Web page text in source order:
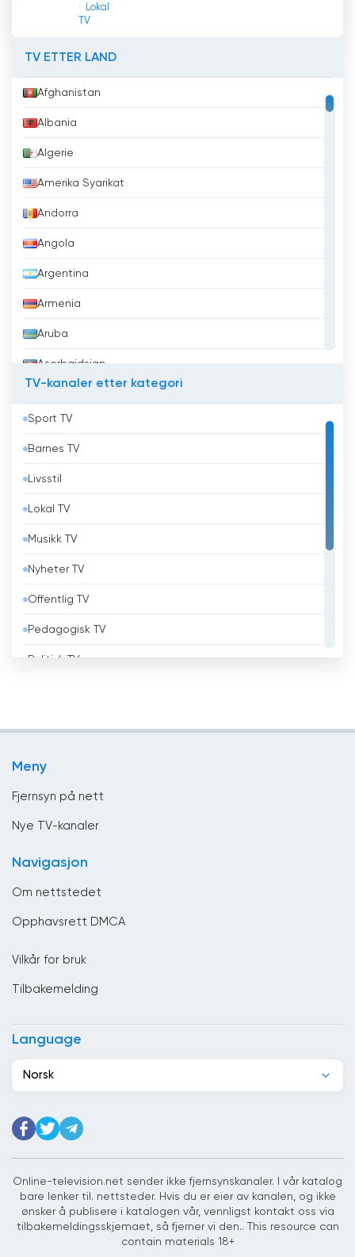
Lokal
TV
TV ETTER LAND
Afghanistan
Albania
Algerie
Amerika Syarikat
Andorra
Angola
Argentina
Armenia
Aruba
Aserbajdsjan
Bahrain
Bangladesh
Barbados
Belgia
Belize
Benin
Bhutan
Bolivia
Danmark
De forente arabiske emirater
Egypt
Estland
Etiopia
TV-kanaler etter kategori
Sport TV
Barnes TV
Livsstil
Lokal TV
Musikk TV
Nyheter TV
Offentlig TV
Pedagogisk TV
Politisk TV
Meny
Fjernsyn på nett
Nye TV-kanaler
Navigasjon
Om nettstedet
Opphavsrett DMCA
Vilkår for bruk
Tilbakemelding
Language
Norsk
Online-television.net sender ikke fjernsynskanaler. I vår katalog
bare lenker til. nettsteder. Hvis du er eier av kanalen, og ikke
ønsker å publisere i katalogen vår, vennligst kontakt oss via
tilbakemeldingsskjemaet, så fjerner vi den.. This resource can
contain materials 18+